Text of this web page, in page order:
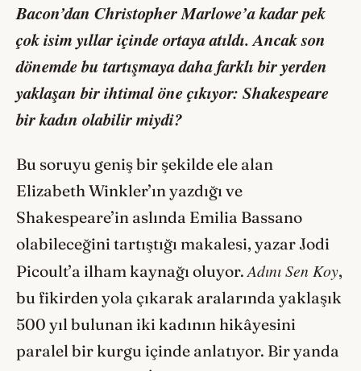
Bacon’dan Christopher Marlowe’a kadar pek
çok isim yıllar içinde ortaya atıldı. Ancak son
dönemde bu tartışmaya daha farklı bir yerden
yaklaşan bir ihtimal öne çıkıyor: Shakespeare
bir kadın olabilir miydi?
Bu soruyu geniş bir şekilde ele alan
Elizabeth Winkler’ın yazdığı ve
Shakespeare’in aslında Emilia Bassano
olabileceğini tartıştığı makalesi, yazar Jodi
Picoult’a ilham kaynağı oluyor.Adını Sen Koy,
bu fikirden yola çıkarak aralarında yaklaşık
500 yıl bulunan iki kadının hikâyesini
paralel bir kurgu içinde anlatıyor. Bir yanda